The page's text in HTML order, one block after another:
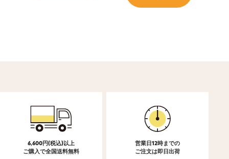
6,600円(税込)以上
ご購入で全国送料無料
営業日12時までの
ご注文は即日出荷